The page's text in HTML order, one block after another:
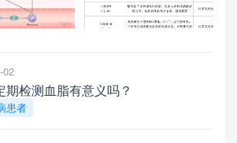
02
期检测血脂有意义吗？
患者